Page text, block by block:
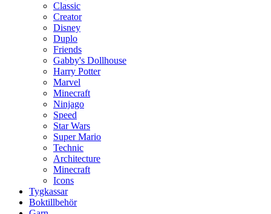
Classic
Creator
Disney
Duplo
Friends
Gabby's Dollhouse
Harry Potter
Marvel
Minecraft
Ninjago
Speed
Star Wars
Super Mario
Technic
Architecture
Minecraft
Icons
Tygkassar
Boktillbehör